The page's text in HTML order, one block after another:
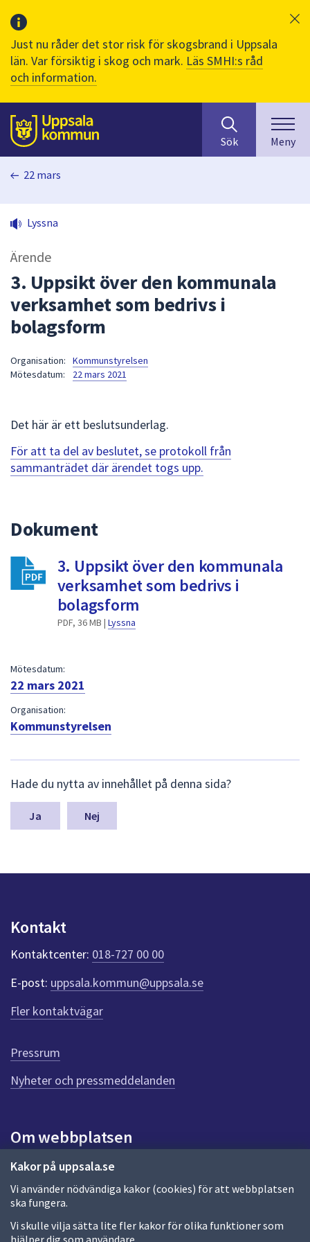
Just nu råder det stor risk för skogsbrand i Uppsala
län. Var försiktig i skog och mark. Läs SMHI:s råd
och information.
Till sidans
huvudinnehåll
efter
innehåll
på
sökfältet
kommer
sökförslag
att
navigera
mellan
att
välja
något
Sök Meny
Kakor på uppsala.se
Vi använder nödvändiga kakor (cookies) för att webbplatsen
ska fungera.
Vi skulle vilja sätta lite fler kakor för olika funktioner som
hjälper dig som användare.
22 mars
Lyssna
Ärende
3. Uppsikt över den kommunala
verksamhet som bedrivs i
bolagsform
Organisation:
Kommunstyrelsen
Mötesdatum:
22 mars 2021
Det här är ett beslutsunderlag.
För att ta del av beslutet, se protokoll från
sammanträdet där ärendet togs upp.
Dokument
3. Uppsikt över den kommunala
verksamhet som bedrivs i
bolagsform
PDF, 36 MB | Lyssna
Mötesdatum:
22 mars 2021
Organisation:
Kommunstyrelsen
ä
m
a
n
k
t
e
r
f
ö
r
e
n
n
a
d
a
Hade du nytta av innehållet på denna sida?
Nej
Kontakt
Kontaktcenter: 018-727 00 00
E-post: uppsala.kommun@uppsala.se
Fler kontaktvägar
Pressrum
Nyheter och pressmeddelanden
Om webbplatsen
Om webbplatsen
Allmänna handlingar och diarium
Behandling av personuppgifter